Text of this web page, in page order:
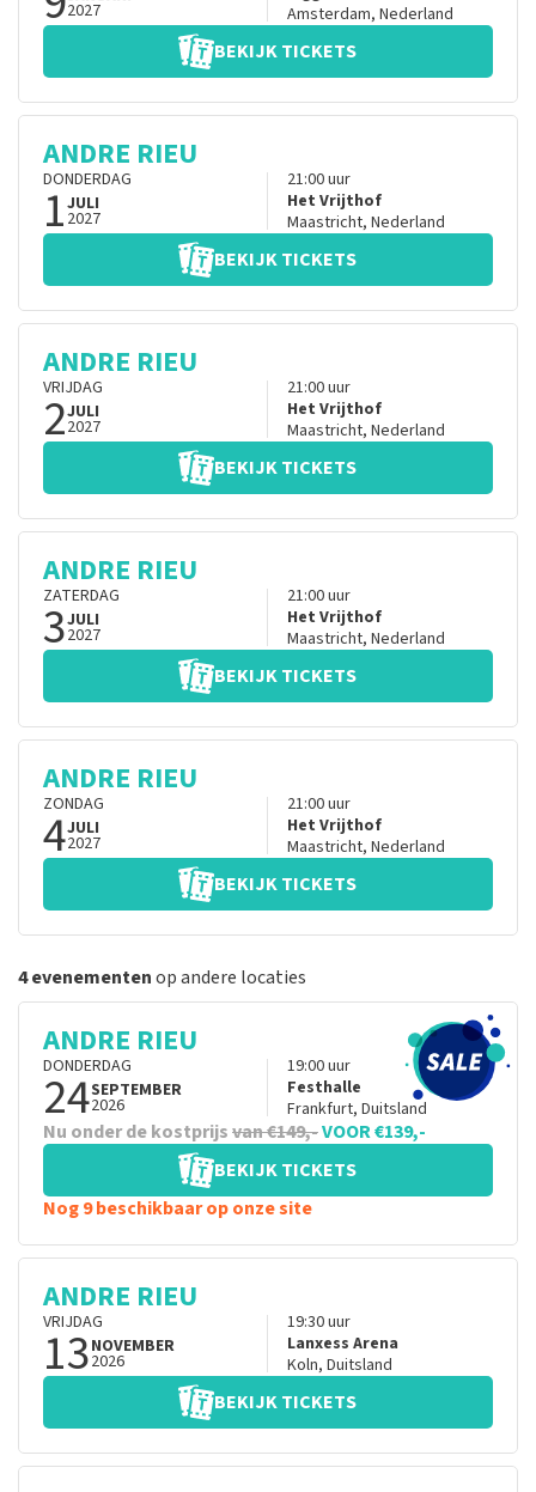
2027
Amsterdam, Nederland
BEKIJK TICKETS
ANDRE RIEU
DONDERDAG
1JULI
2027
21:00uur
Het Vrijthof
Maastricht, Nederland
BEKIJK TICKETS
ANDRE RIEU
VRIJDAG
2JULI
2027
21:00uur
Het Vrijthof
Maastricht, Nederland
BEKIJK TICKETS
ANDRE RIEU
ZATERDAG
3JULI
2027
21:00uur
Het Vrijthof
Maastricht, Nederland
BEKIJK TICKETS
ANDRE RIEU
ZONDAG
4JULI
2027
21:00uur
Het Vrijthof
Maastricht, Nederland
BEKIJK TICKETS
4 evenementenop andere locaties
ANDRE RIEU
DONDERDAG
24SEPTEMBER
2026
19:00uur
Festhalle
Frankfurt, Duitsland
Nu onder de kostprijsvan €149,-VOOR €139,-
BEKIJK TICKETS
Nog 9 beschikbaar op onze site
ANDRE RIEU
VRIJDAG
13NOVEMBER
2026
19:30uur
Lanxess Arena
Koln, Duitsland
BEKIJK TICKETS